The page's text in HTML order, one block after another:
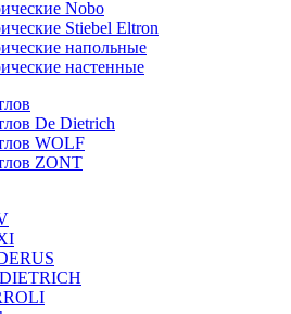
Nobo
Stiebel Eltron
напольные
настенные
De Dietrich
WOLF
ZONT